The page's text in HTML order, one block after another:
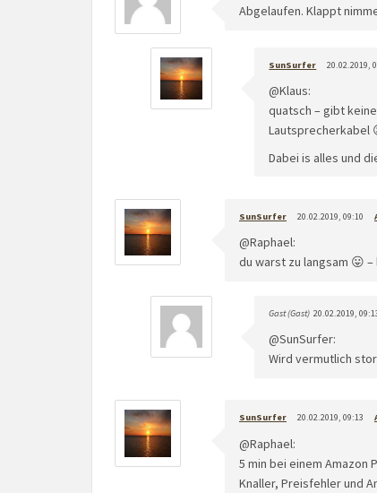
Abgelaufen. Klappt
SunSurfer 20.02.2019,
@Klaus:
quatsch – gibt
Lautsprecherkabel
Dabei is alles und
SunSurfer 20.02.2019, 09:10
@Raphael:
du warst zu langsam 😛
Gast (Gast) 20.02.2019,
@SunSurfer:
Wird vermutlich
SunSurfer 20.02.2019, 09:13
@Raphael:
5 min bei einem Amazon
Knaller, Preisfehler und